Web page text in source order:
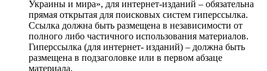
Украины и мира», для интернет-изданий – обязательна
прямая открытая для поисковых систем гиперссылка.
Ссылка должна быть размещена в независимости от
полного либо частичного использования материалов.
Гиперссылка (для интернет- изданий) – должна быть
размещена в подзаголовке или в первом абзаце
материала.